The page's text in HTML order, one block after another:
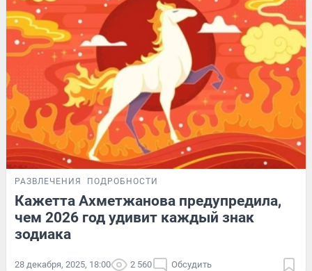
РАЗВЛЕЧЕНИЯ ПОДРОБНОСТИ
Кажетта Ахметжанова предупредила,
чем 2026 год удивит каждый знак
зодиака
28 декабря, 2025, 18:00 2 560 Обсудить